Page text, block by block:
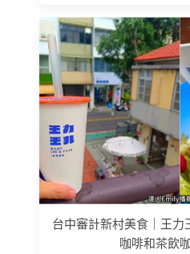
台中審計新村美食｜王力
咖啡和茶飲